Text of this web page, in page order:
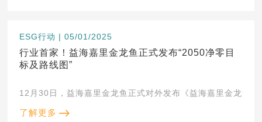
ESG行动 | 05/01/2025
行业首家！益海嘉里金龙鱼正式发布“2050净零目
标及路线图”
了解更多